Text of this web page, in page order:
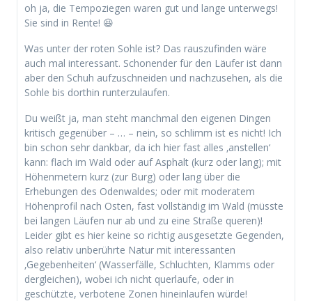
oh ja, die Tempoziegen waren gut und lange unterwegs!
Sie sind in Rente! 😆
Was unter der roten Sohle ist? Das rauszufinden wäre
auch mal interessant. Schonender für den Läufer ist dann
aber den Schuh aufzuschneiden und nachzusehen, als die
Sohle bis dorthin runterzulaufen.
Du weißt ja, man steht manchmal den eigenen Dingen
kritisch gegenüber – … – nein, so schlimm ist es nicht! Ich
bin schon sehr dankbar, da ich hier fast alles ‚anstellen‘
kann: flach im Wald oder auf Asphalt (kurz oder lang); mit
Höhenmetern kurz (zur Burg) oder lang über die
Erhebungen des Odenwaldes; oder mit moderatem
Höhenprofil nach Osten, fast vollständig im Wald (müsste
bei langen Läufen nur ab und zu eine Straße queren)!
Leider gibt es hier keine so richtig ausgesetzte Gegenden,
also relativ unberührte Natur mit interessanten
‚Gegebenheiten‘ (Wasserfälle, Schluchten, Klamms oder
dergleichen), wobei ich nicht querlaufe, oder in
geschützte, verbotene Zonen hineinlaufen würde!